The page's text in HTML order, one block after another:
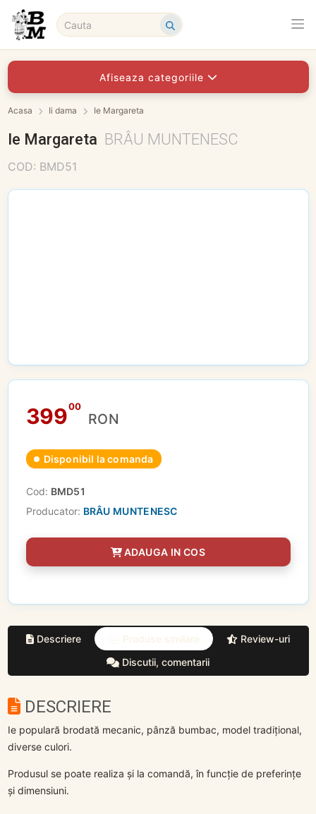
Afiseaza categoriile
Acasa Ii dama Ie Margareta
Ie Margareta BRÂU MUNTENESC
COD: BMD51
39900
RON
Disponibil la comanda
Cod: BMD51
Producator: BRÂU MUNTENESC
ADAUGA IN COS
Descriere Produse similare
Review-uri
Discutii, comentarii
DESCRIERE
Ie populară brodată mecanic, pânză bumbac, model tradițional,
diverse culori.
Produsul se poate realiza și la comandă, în funcție de preferințe
și dimensiuni.